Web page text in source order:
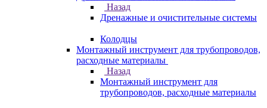
Назад
Дренажные и очистительные системы
Колодцы
Монтажный инструмент для трубопроводов,
расходные материалы
Назад
Монтажный инструмент для
трубопроводов, расходные материалы